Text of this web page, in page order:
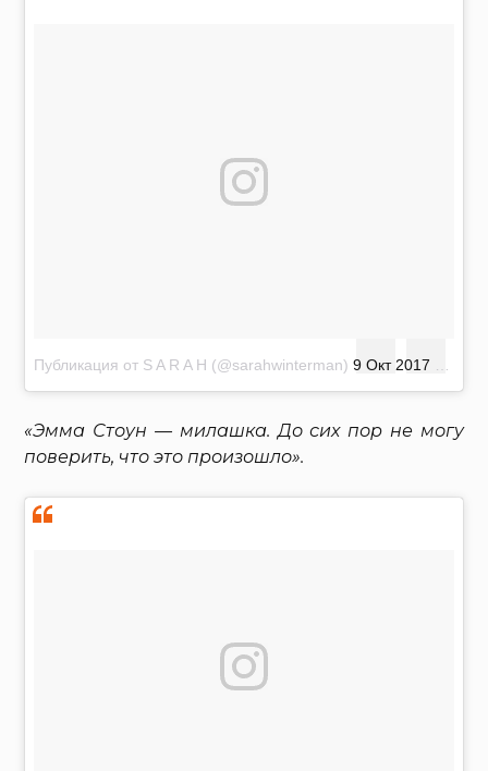
Публикация от S A R A H (@sarahwinterman) 9 Окт 2017 в 3:49 PDT
«Эмма Стоун — милашка. До сих пор не могу
поверить, что это произошло».